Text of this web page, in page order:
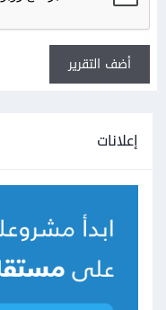
أضف التقرير
إعلانات